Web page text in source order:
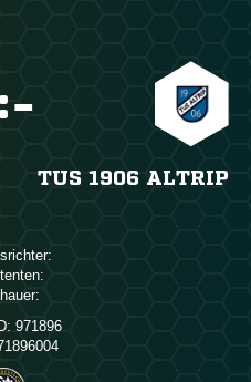
:
TUS 1906 ALTRIP
971896